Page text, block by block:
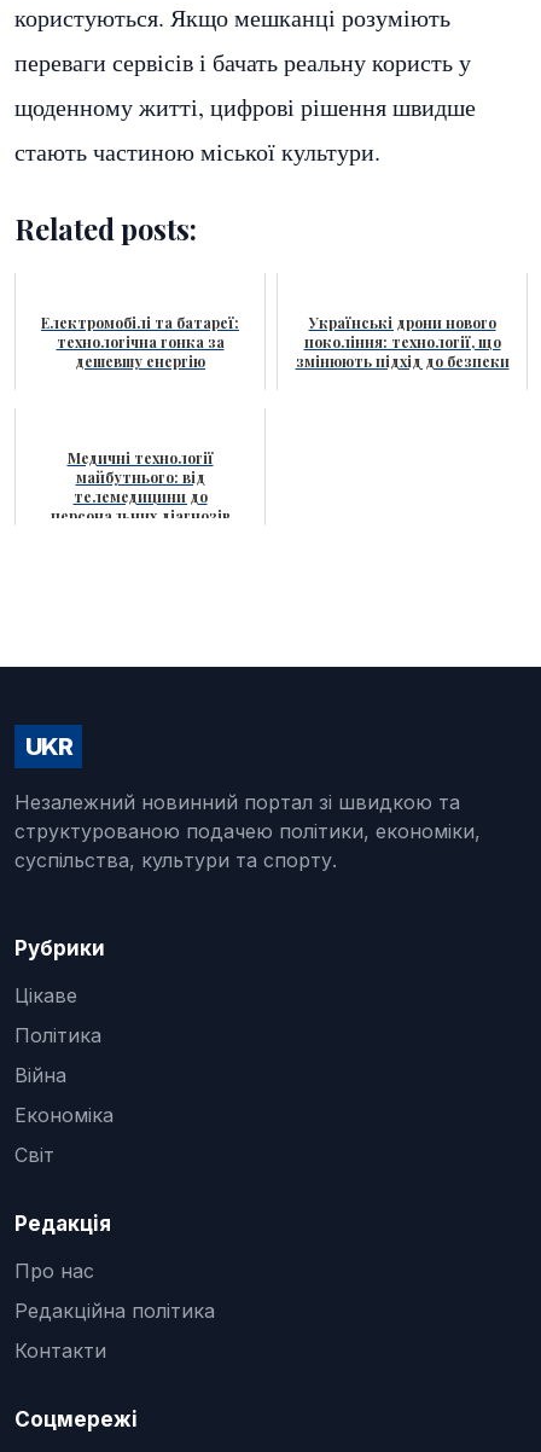
користуються. Якщо мешканці розуміють
переваги сервісів і бачать реальну користь у
щоденному житті, цифрові рішення швидше
стають частиною міської культури.
Related posts:
Електромобілі та батареї:
технологічна гонка за
дешевшу енергію
Українські дрони нового
покоління: технології, що
змінюють підхід до безпеки
Медичні технології
майбутнього: від
телемедицини до
персональних діагнозів
UKR
Незалежний новинний портал зі швидкою та
структурованою подачею політики, економіки,
суспільства, культури та спорту.
Рубрики
Цікаве
Політика
Війна
Економіка
Світ
Редакція
Про нас
Редакційна політика
Контакти
Соцмережі